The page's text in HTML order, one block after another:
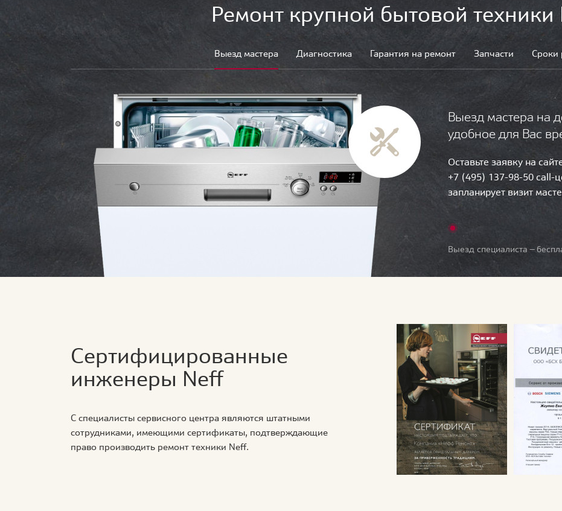
Ремонт крупной бытовой техники
Выезд мастера Диагностика Гарантия на ремонт Запчасти Сроки
Выезд мастера на
удобное для Вас
Оставьте заявку на
+7 (495) 137-98-50 call-
запланирует визит
Выезд специалиста —
Сертифицированные
инженеры Neff
С специалисты сервисного центра являются штатными
сотрудниками, имеющими сертификаты, подтверждающие
право производить ремонт техники Neff.